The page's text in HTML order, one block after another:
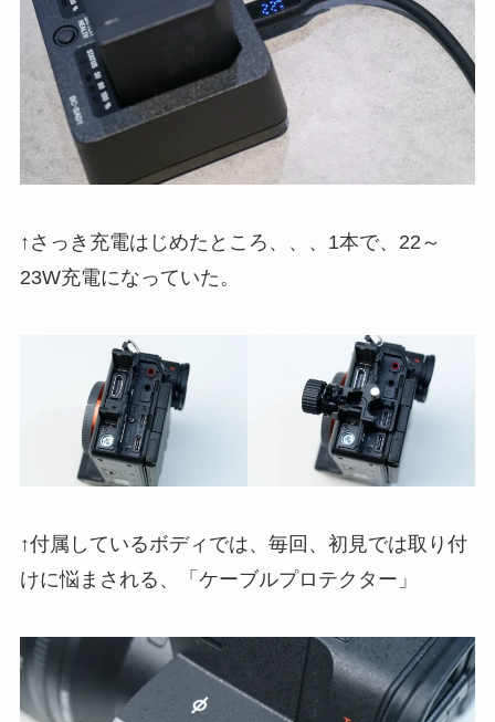
↑さっき充電はじめたところ、、、1本で、22～
23W充電になっていた。
↑付属しているボディでは、毎回、初見では取り付
けに悩まされる、「ケーブルプロテクター」